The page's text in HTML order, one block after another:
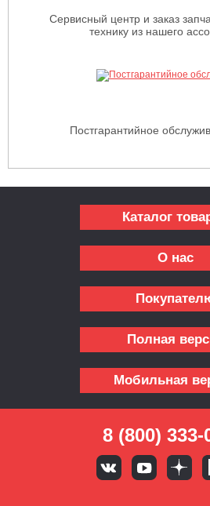
Сервисный центр и заказ
технику из нашего
Постгарантийное
Каталог
О нас
Полная
Мобильная
8 (800) 333-